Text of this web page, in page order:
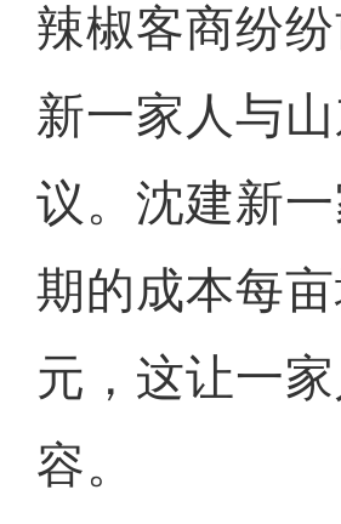
辣椒客商纷
新一家人与
议。沈建新
期的成本每
元，这让一
容。